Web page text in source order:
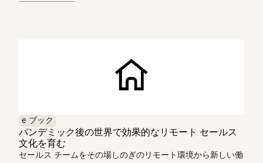
e ブック
パンデミック後の世界で効果的なリモート セールス
文化を育む
セールス チームをその場しのぎのリモート環境から新しい働